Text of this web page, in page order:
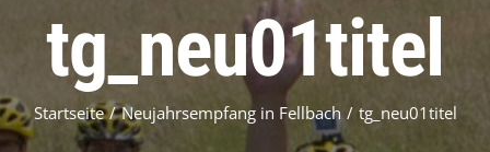
tg_neu01titel
Startseite / Neujahrsempfang in Fellbach / tg_neu01titel